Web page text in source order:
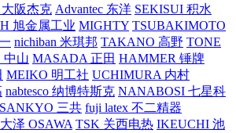
阪杰克 Advantec 东洋 SEKISUI 积水
旭金属工业 MIGHTY TSUBAKIMOTO
nichiban 米琪邦 TAKANO 高野 TONE
中山 MASADA 正田 HAMMER 锤牌
MEIKO 明工社 UCHIMURA 内村
nabtesco 纳博特斯克 NANABOSI 七星科
SANKYO 三共 fuji latex 不二精器
大泽 OSAWA TSK 关西电热 IKEUCHI 池